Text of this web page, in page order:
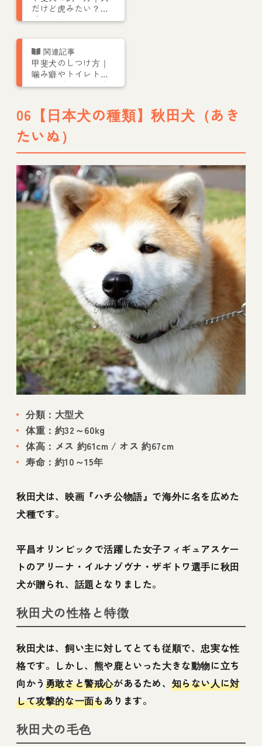
だけど虎みたい？
毛色や性格、しつけ
甲斐犬のしつけ方｜
噛み癖やトイレトレ
ーニングについて専
06【日本犬の種類】秋田犬（あき
たいぬ）
分類：大型犬
体重：約32～60kg
体高：メス 約61cm / オス 約67cm
寿命：約10～15年
秋田犬は、映画『ハチ公物語』で海外に名を広めた
犬種です。
平昌オリンピックで活躍した女子フィギュアスケー
トのアリーナ・イルナゾヴナ・ザギトワ選手に秋田
犬が贈られ、話題となりました。
秋田犬の性格と特徴
秋田犬は、飼い主に対してとても従順で、忠実な性
格です。しかし、熊や鹿といった大きな動物に立ち
向かう 勇敢さと警戒心があるため、 知らない人に対
して攻撃的な一面もあります。
秋田犬の毛色